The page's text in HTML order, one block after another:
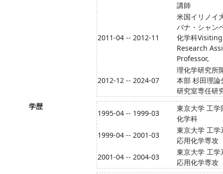
講師
2011-04 -- 2012-11
米国イリノイ
バナ・シャン
化学科Visiting
Research
Professor,
2012-12 -- 2024-07
理化学研究所
本部 杉田理論
研究室専任研
学歴
1995-04 -- 1999-03
東京大学 工学
化学科
1999-04 -- 2001-03
東京大学 工学
応用化学専攻
2001-04 -- 2004-03
東京大学 工学
応用化学専攻